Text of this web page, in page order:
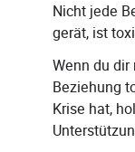
Nicht jede
gerät, ist
Wenn du
Beziehung
Krise hat,